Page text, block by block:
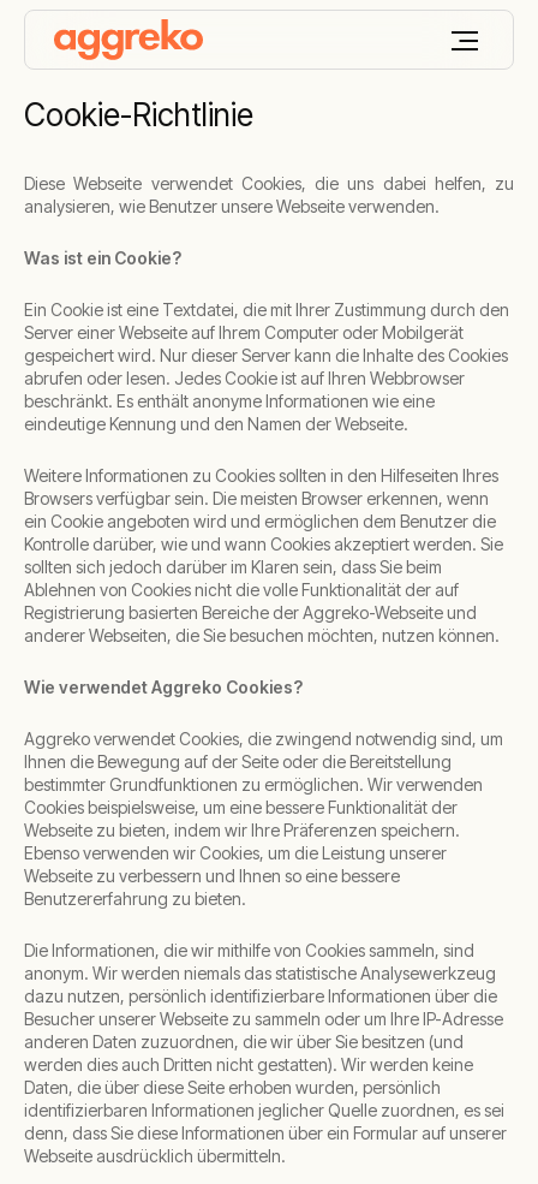
Cookie-Richtlinie
Diese Webseite verwendet Cookies, die uns dabei helfen, zu
analysieren, wie Benutzer unsere Webseite verwenden.
Was ist ein Cookie?
Ein Cookie ist eine Textdatei, die mit Ihrer Zustimmung durch den
Server einer Webseite auf Ihrem Computer oder Mobilgerät
gespeichert wird. Nur dieser Server kann die Inhalte des Cookies
abrufen oder lesen. Jedes Cookie ist auf Ihren Webbrowser
beschränkt. Es enthält anonyme Informationen wie eine
eindeutige Kennung und den Namen der Webseite.
Weitere Informationen zu Cookies sollten in den Hilfeseiten Ihres
Browsers verfügbar sein. Die meisten Browser erkennen, wenn
ein Cookie angeboten wird und ermöglichen dem Benutzer die
Kontrolle darüber, wie und wann Cookies akzeptiert werden. Sie
sollten sich jedoch darüber im Klaren sein, dass Sie beim
Ablehnen von Cookies nicht die volle Funktionalität der auf
Registrierung basierten Bereiche der Aggreko-Webseite und
anderer Webseiten, die Sie besuchen möchten, nutzen können.
Wie verwendet Aggreko Cookies?
Aggreko verwendet Cookies, die zwingend notwendig sind, um
Ihnen die Bewegung auf der Seite oder die Bereitstellung
bestimmter Grundfunktionen zu ermöglichen. Wir verwenden
Cookies beispielsweise, um eine bessere Funktionalität der
Webseite zu bieten, indem wir Ihre Präferenzen speichern.
Ebenso verwenden wir Cookies, um die Leistung unserer
Webseite zu verbessern und Ihnen so eine bessere
Benutzererfahrung zu bieten.
Die Informationen, die wir mithilfe von Cookies sammeln, sind
anonym. Wir werden niemals das statistische Analysewerkzeug
dazu nutzen, persönlich identifizierbare Informationen über die
Besucher unserer Webseite zu sammeln oder um Ihre IP-Adresse
anderen Daten zuzuordnen, die wir über Sie besitzen (und
werden dies auch Dritten nicht gestatten). Wir werden keine
Daten, die über diese Seite erhoben wurden, persönlich
identifizierbaren Informationen jeglicher Quelle zuordnen, es sei
denn, dass Sie diese Informationen über ein Formular auf unserer
Webseite ausdrücklich übermitteln.